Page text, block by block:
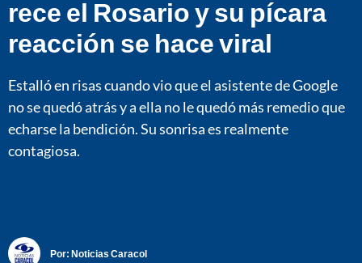
rece el Rosario y su pícara
reacción se hace viral
Estalló en risas cuando vio que el asistente de Google
no se quedó atrás y a ella no le quedó más remedio que
echarse la bendición. Su sonrisa es realmente
contagiosa.
Por: Noticias Caracol